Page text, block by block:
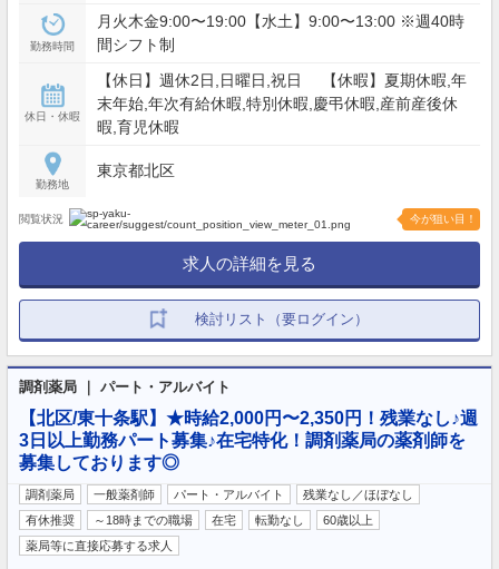
勤務時間
月火木金9:00〜19:00【水土】9:00〜13:00 ※週40時
間シフト制
休日・休暇
【休日】週休2日,日曜日,祝日 【休暇】夏期休暇,年
末年始,年次有給休暇,特別休暇,慶弔休暇,産前産後休
暇,育児休暇
勤務地
東京都北区
閲覧状況 今が狙い目！
求人の詳細を見る
検討リスト（要ログイン）
調剤薬局 ｜ パート・アルバイト
【北区/東十条駅】★時給2,000円〜2,350円！残業なし♪週
3日以上勤務パート募集♪在宅特化！調剤薬局の薬剤師を
募集しております◎
調剤薬局 一般薬剤師 パート・アルバイト
残業なし／ほぼなし
有休推奨
～18時までの職場 在宅 転勤なし
60歳以上
薬局等に直接応募する求人